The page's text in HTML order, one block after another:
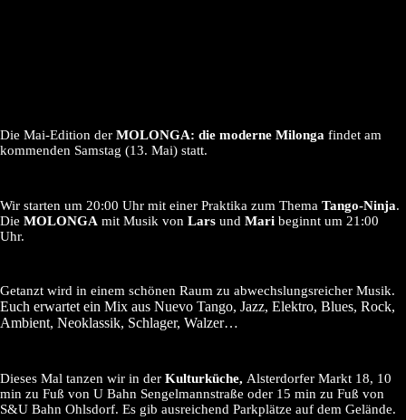
Die Mai-Edition der MOLONGA: die moderne Milonga findet am
kommenden Samstag (13. Mai) statt.
Wir starten um 20:00 Uhr mit einer Praktika zum Thema Tango-Ninja.
Die MOLONGA mit Musik von Lars und Mari beginnt um 21:00
Uhr.
Getanzt wird in einem schönen Raum zu abwechslungsreicher Musik.
Euch erwartet ein Mix aus Nuevo Tango, Jazz, Elektro, Blues, Rock,
Ambient, Neoklassik, Schlager, Walzer…
Dieses Mal tanzen wir in der Kulturküche, Alsterdorfer Markt 18, 10
min zu Fuß von U Bahn Sengelmannstraße oder 15 min zu Fuß von
S&U Bahn Ohlsdorf. Es gib ausreichend Parkplätze auf dem Gelände.